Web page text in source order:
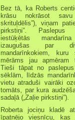
Bez tā, ka Roberts
krāsu nokrāsot
skrituļdēlis”), viņam
pirkstiņi”. Paslepus
iestūķētās
izaugušas par
mandarīnkokiem, kuru
mērāms jau apmēram
Tieši tāpat no
sēklām, līdzās
vietu atraduši vairāki
tomāts, par kura
sadaļā („Zaļie pirkstiņi”).
Roberta jociņu kladē
īpatnējo viesnīcu, kas